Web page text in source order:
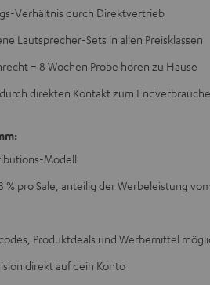
Verhältnis durch Direktvertrieb
Lautsprecher-Sets in allen Preisklassen
= 8 Wochen Probe hören zu Hause
direkten Kontakt zum
Modell
% pro Sale, anteilig der Werbeleistung
Produktdeals und Werbemittel
direkt auf dein Konto